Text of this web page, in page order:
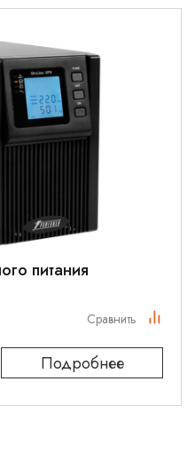
питания
Подробнее
Сравнить